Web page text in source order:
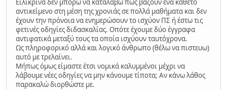
Ειλικρινα δεν μπορώ να καταλάβω πως βάζουν ένα κάθετο
αντικείμενο στη μέση της χρονιάς σε πολλά μαθήματα και δεν
έχουν την πρόνοια να ενημερώσουν το ισχύον ΠΣ ή έστω τις
φετινές οδηγίες διδασκαλίας. Οπότε έχουμε δύο έγγραφα
αντιφατικά μεταξύ τους τα οποία ισχύουν ταυτόχρονα.
Ως πληροφορικό αλλά και λογικό άνθρωπο (θέλω να πιστευω)
αυτό με τρελαίνει.
Μήπως όμως είμαστε έτσι νομικά καλυμμένοι μέχρι να
λάβουμε νέες οδηγίες να μην κάνουμε τίποτα; Αν κάνω λάθος
παρακαλώ διορθώστε με.